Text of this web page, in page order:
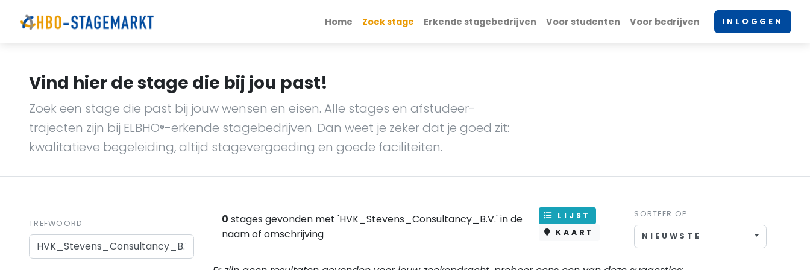
Home Zoek stage Erkende stagebedrijven Voor studenten Voor bedrijven INLOGGEN
Vind hier de stage die bij jou past!
Zoek een stage die past bij jouw wensen en eisen. Alle stages en afstudeer-
trajecten zijn bij ELBHO®-erkende stagebedrijven. Dan weet je zeker dat je goed zit:
kwalitatieve begeleiding, altijd stagevergoeding en goede faciliteiten.
TREFWOORD 0 stages gevonden met 'HVK_Stevens_Consultancy_B.V.' in de
naam of omschrijving
LIJST
KAART
SORTEER OP
NIEUWSTE